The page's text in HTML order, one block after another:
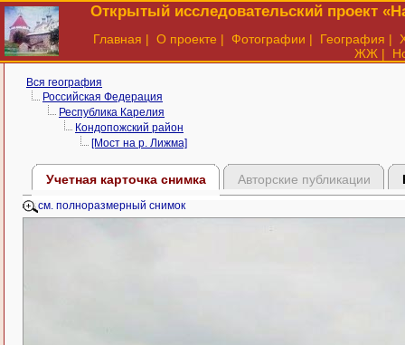
Открытый исследовательский проект
Главная | О проекте | Фотографии | География |
ЖЖ |
Вся география
Российская Федерация
Республика Карелия
Кондопожский район
[Мост на р. Лижма]
Учетная карточка снимка Авторские публикации
см. полноразмерный снимок